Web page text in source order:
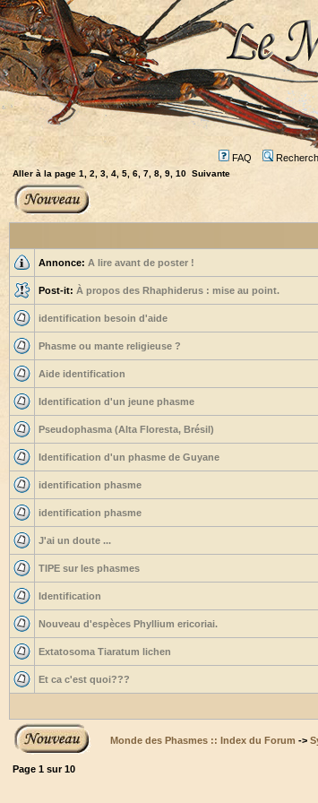
FAQ
Aller à la page 1 2 3 4, 5 6 7 8 9 10 Suivante
Annonce: A lire avant de poster !
Post-it: À propos des Rhaphiderus : mise au point.
identification besoin d'aide
Phasme ou mante religieuse ?
Aide identification
Identification d'un jeune phasme
Pseudophasma (Alta Floresta, Brésil)
Identification d'un phasme de Guyane
identification phasme
identification phasme
J'ai un doute ...
TIPE sur les phasmes
Identification
Nouveau d'espèces Phyllium ericoriai.
Extatosoma Tiaratum lichen
Et ca c'est quoi???
Monde des Phasmes :: Index du Forum ->
Page 1 sur10